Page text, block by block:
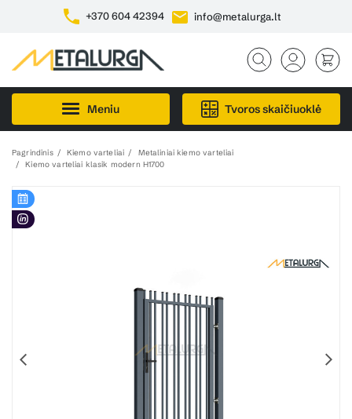
+370 604 42394 info@metalurga.lt
Meniu Tvoros skaičiuoklė
Pagrindinis Kiemo varteliai
Metaliniai kiemo varteliai
Kiemo varteliai klasik modern H1700